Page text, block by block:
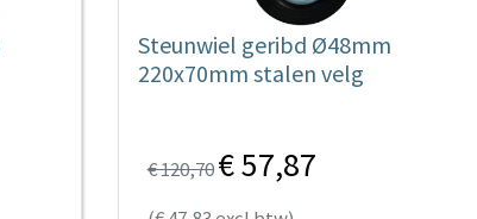
Steunwiel geribd Ø48mm
220x70mm stalen velg
€ 120,70€ 57,87